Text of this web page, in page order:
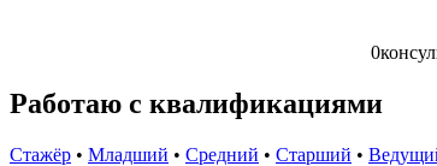
0
Работаю с квалификациями
Стажёр • Младший • Средний • Старший •